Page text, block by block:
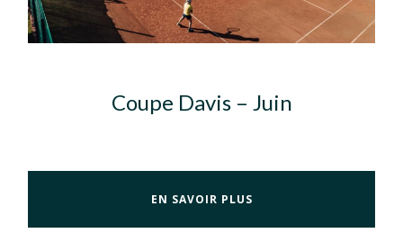
Coupe Davis – Juin
EN SAVOIR PLUS